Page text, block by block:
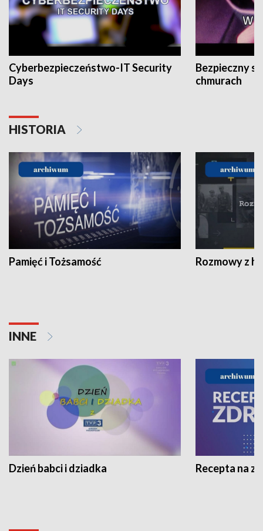
Cyberbezpieczeństwo-IT Security
Days
Bezpieczny
chmurach
HISTORIA
Pamięć i Tożsamość Rozmowy z
INNE
Dzień babci i dziadka Recepta na